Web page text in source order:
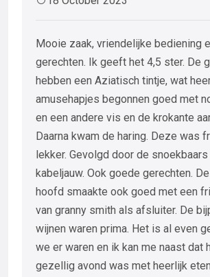
Mooie zaak, vriendelijke bediening
gerechten. Ik geeft het 4,5 ster. De
hebben een Aziatisch tintje, wat
amusehapjes begonnen goed met
en een andere vis en de krokante
Daarna kwam de haring. Deze was
lekker. Gevolgd door de snoekbaars
kabeljauw. Ook goede gerechten.
hoofd smaakte ook goed met een
van granny smith als afsluiter. De
wijnen waren prima. Het is al even
we er waren en ik kan me naast dat
gezellig avond was met heerlijk